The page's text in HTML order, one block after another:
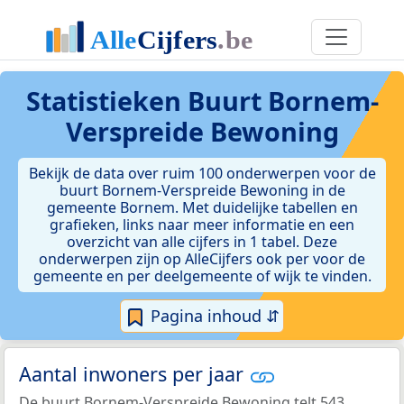
Statistieken Buurt Bornem-
Verspreide Bewoning
Bekijk de data over ruim 100 onderwerpen voor de
buurt Bornem-Verspreide Bewoning in de
gemeente Bornem. Met duidelijke tabellen en
grafieken, links naar meer informatie en een
overzicht van alle cijfers in 1 tabel. Deze
onderwerpen zijn op AlleCijfers ook per voor de
gemeente en per deelgemeente of wijk te vinden.
Pagina inhoud ⇵
Aantal inwoners per jaar